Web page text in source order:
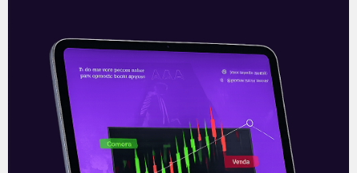
Destaques do Vale Day